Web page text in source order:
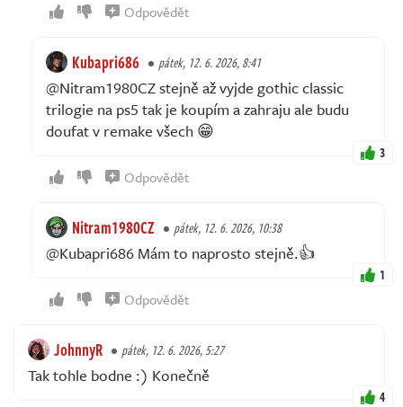
Odpovědět
Kubapri686 pátek, 12. 6. 2026, 8:41
@Nitram1980CZ stejně až vyjde gothic classic
trilogie na ps5 tak je koupím a zahraju ale budu
doufat v remake všech 😁
3
Odpovědět
Nitram1980CZ pátek, 12. 6. 2026, 10:38
@Kubapri686 Mám to naprosto stejně.👍
1
Odpovědět
JohnnyR pátek, 12. 6. 2026, 5:27
Tak tohle bodne :) Konečně
4